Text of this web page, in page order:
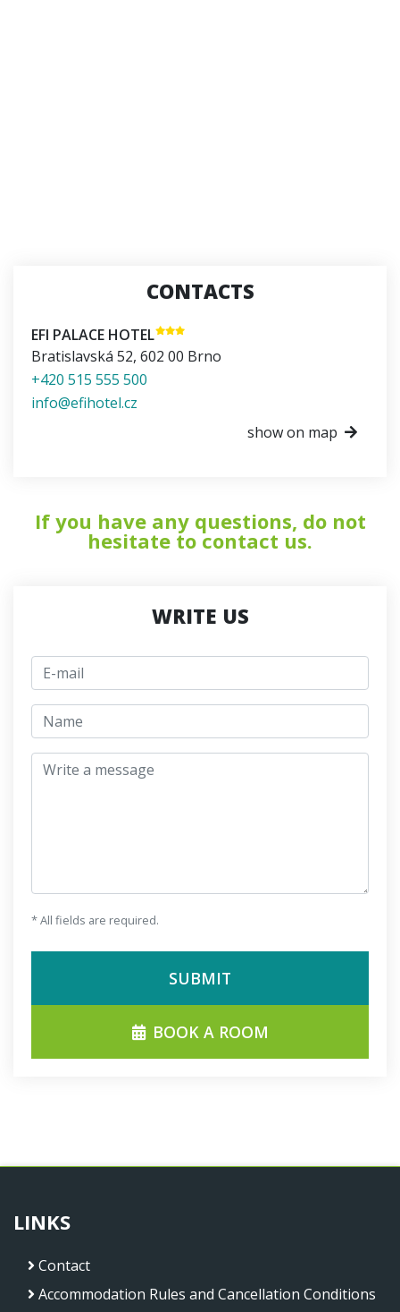
CONTACTS
EFI PALACE HOTEL
Bratislavská 52, 602 00 Brno
+420 515 555 500
info@efihotel.cz
show on map
If you have any questions, do not
hesitate to contact us.
WRITE US
E-mail
jmeno
Write a message
* All fields are required.
SUBMIT
BOOK A ROOM
LINKS
Contact
Accommodation Rules and Cancellation Conditions